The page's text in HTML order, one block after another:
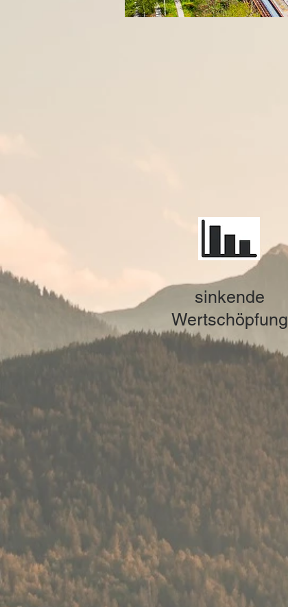
sinkende
Wertschöpfung